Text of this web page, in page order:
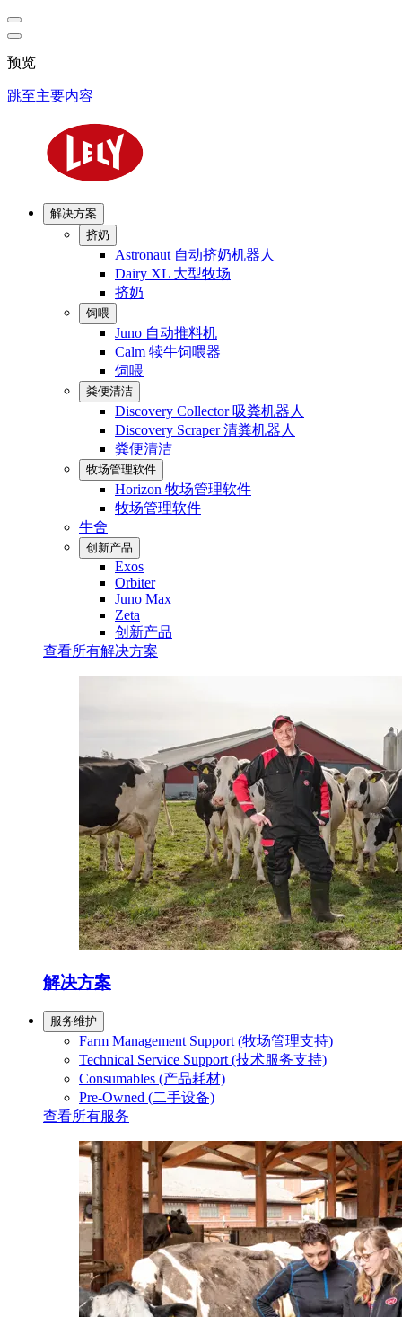
预览
跳至主要内容
解决方案
挤奶
Astronaut 自动挤奶机器人
Dairy XL 大型牧场
挤奶
饲喂
Juno 自动推料机
Calm 犊牛饲喂器
饲喂
粪便清洁
Discovery Collector 吸粪机器人
Discovery Scraper 清粪机器人
粪便清洁
牧场管理软件
Horizon 牧场管理软件
牧场管理软件
牛舍
创新产品
Exos
Orbiter
Juno Max
Zeta
创新产品
查看所有解决方案
解决方案
服务维护
Farm Management Support (牧场管理支持)
Technical Service Support (技术服务支持)
Consumables (产品耗材)
Pre-Owned (二手设备)
查看所有服务